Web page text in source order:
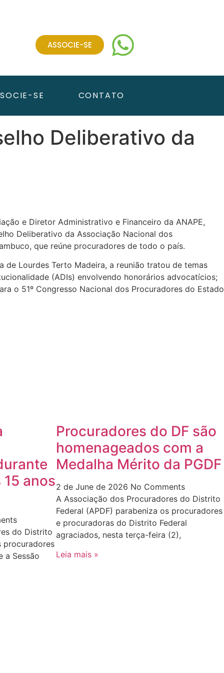
ASSOCIE-SE
SE CONTATO
Deliberativo da
e Diretor Administrativo e Financeiro da ANAPE,
Deliberativo da Associação Nacional dos
que reúne procuradores de todo o país.
de Lourdes Terto Madeira, a reunião tratou de temas
(ADIs) envolvendo honorários advocatícios;
o 51º Congresso Nacional dos Procuradores do Estado
anos
do Distrito
procuradores
a Sessão
Procuradores do DF são
homenageados com a
Medalha Mérito da PGDF
2 de June de 2026 No Comments
A Associação dos Procuradores do Distrito
Federal (APDF) parabeniza os procuradores
e procuradoras do Distrito Federal
agraciados, nesta terça-feira (2),
Leia mais »